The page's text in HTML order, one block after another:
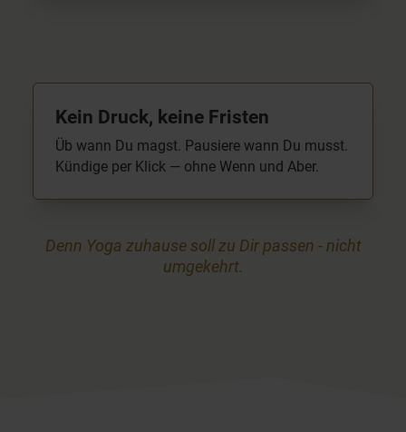
Kein Druck, keine Fristen
Üb wann Du magst. Pausiere wann Du musst.
Kündige per Klick — ohne Wenn und Aber.
Denn Yoga zuhause soll zu Dir passen - nicht
umgekehrt.